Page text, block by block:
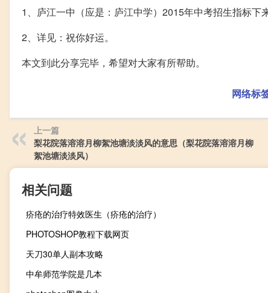
1、庐江一中（应是：庐江中学）2015年中考招生指标下
2、详见：祝你好运。
本文到此分享完毕，希望对大家有所帮助。
网络标
上一篇
梨花院落溶溶月柳絮池塘淡淡风的意思（梨花院落溶溶月柳
絮池塘淡淡风）
相关问题
疥疮的治疗特效医生（疥疮的治疗）
PHOTOSHOP教程下载网页
天刀30单人副本攻略
中牟师范学院是几本